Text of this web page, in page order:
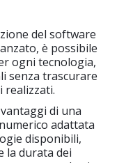
del software
è possibile
ogni tecnologia,
senza trascurare
realizzati.
di una
adattata
disponibili,
la durata dei